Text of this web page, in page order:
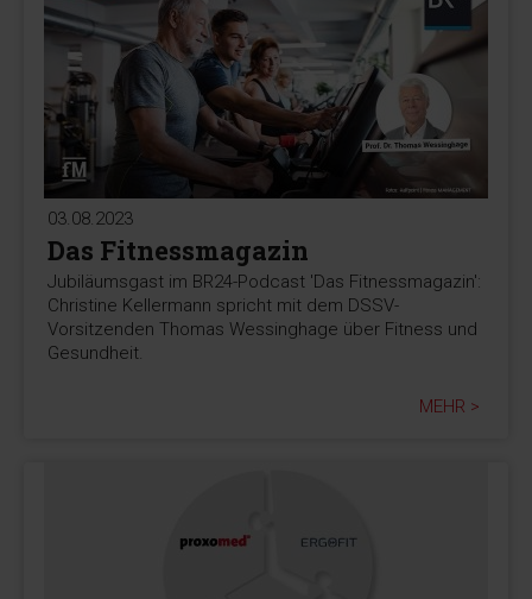
03.08.2023
Das Fitnessmagazin
Jubiläumsgast im BR24-Podcast 'Das Fitnessmagazin':
Christine Kellermann spricht mit dem DSSV-
Vorsitzenden Thomas Wessinghage über Fitness und
Gesundheit.
MEHR >